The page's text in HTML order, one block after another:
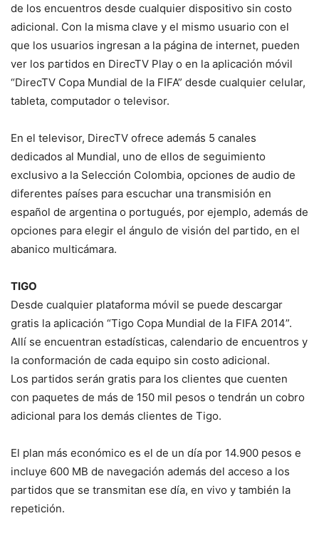
de los encuentros desde cualquier dispositivo sin costo
adicional. Con la misma clave y el mismo usuario con el
que los usuarios ingresan a la página de internet, pueden
ver los partidos en DirecTV Play o en la aplicación móvil
“DirecTV Copa Mundial de la FIFA” desde cualquier celular,
tableta, computador o televisor.
En el televisor, DirecTV ofrece además 5 canales
dedicados al Mundial, uno de ellos de seguimiento
exclusivo a la Selección Colombia, opciones de audio de
diferentes países para escuchar una transmisión en
español de argentina o portugués, por ejemplo, además de
opciones para elegir el ángulo de visión del partido, en el
abanico multicámara.
TIGO
Desde cualquier plataforma móvil se puede descargar
gratis la aplicación “Tigo Copa Mundial de la FIFA 2014”.
Allí se encuentran estadísticas, calendario de encuentros y
la conformación de cada equipo sin costo adicional.
Los partidos serán gratis para los clientes que cuenten
con paquetes de más de 150 mil pesos o tendrán un cobro
adicional para los demás clientes de Tigo.
El plan más económico es el de un día por 14.900 pesos e
incluye 600 MB de navegación además del acceso a los
partidos que se transmitan ese día, en vivo y también la
repetición.